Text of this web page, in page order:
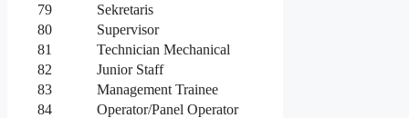
79
Sekretaris
80
Supervisor
81
Technician Mechanical
82
Junior Staff
83
Management Trainee
84
Operator/Panel Operator